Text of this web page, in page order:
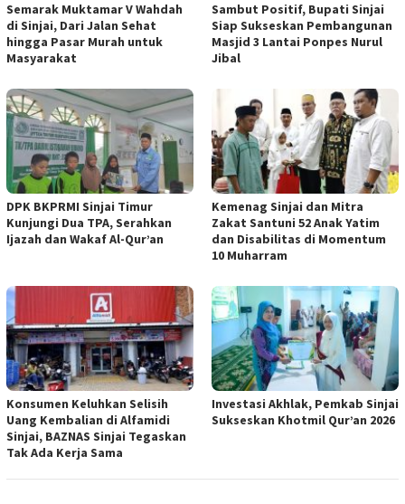
Semarak Muktamar V Wahdah
di Sinjai, Dari Jalan Sehat
hingga Pasar Murah untuk
Masyarakat
Sambut Positif, Bupati Sinjai
Siap Sukseskan Pembangunan
Masjid 3 Lantai Ponpes Nurul
Jibal
DPK BKPRMI Sinjai Timur
Kunjungi Dua TPA, Serahkan
Ijazah dan Wakaf Al-Qur’an
Kemenag Sinjai dan Mitra
Zakat Santuni 52 Anak Yatim
dan Disabilitas di Momentum
10 Muharram
Konsumen Keluhkan Selisih
Uang Kembalian di Alfamidi
Sinjai, BAZNAS Sinjai Tegaskan
Tak Ada Kerja Sama
Investasi Akhlak, Pemkab Sinjai
Sukseskan Khotmil Qur’an 2026